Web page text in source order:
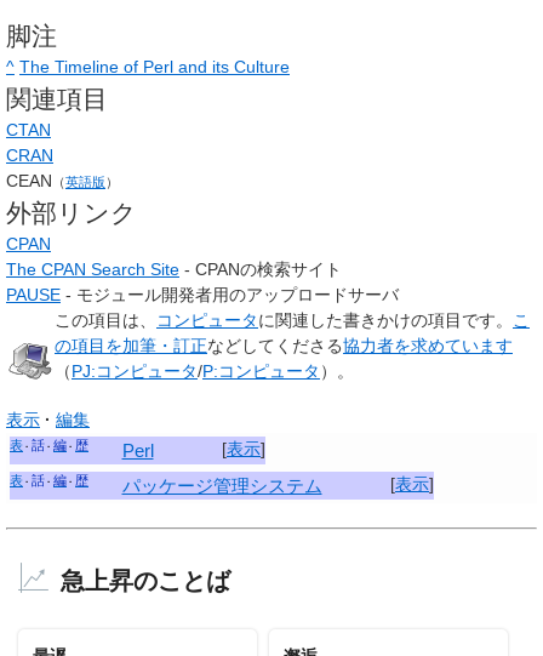
脚注
^ The Timeline of Perl and its Culture
関連項目
CTAN
CRAN
CEAN （英語版 ）
外部リンク
CPAN
The CPAN Search Site - CPANの検索サイト
PAUSE - モジュール開発者用のアップロードサーバ
この項目は、
コンピュータに関連した書きかけの項目 です。
こ
の項目を加筆・訂正などしてくださる協力者を求めています
（PJ:コンピュータ/P:コンピュータ ）。
表示
編集
[表示]
表 話 編 歴 Perl
[表示]
表 話 編 歴 パッケージ管理システム
急上昇のことば